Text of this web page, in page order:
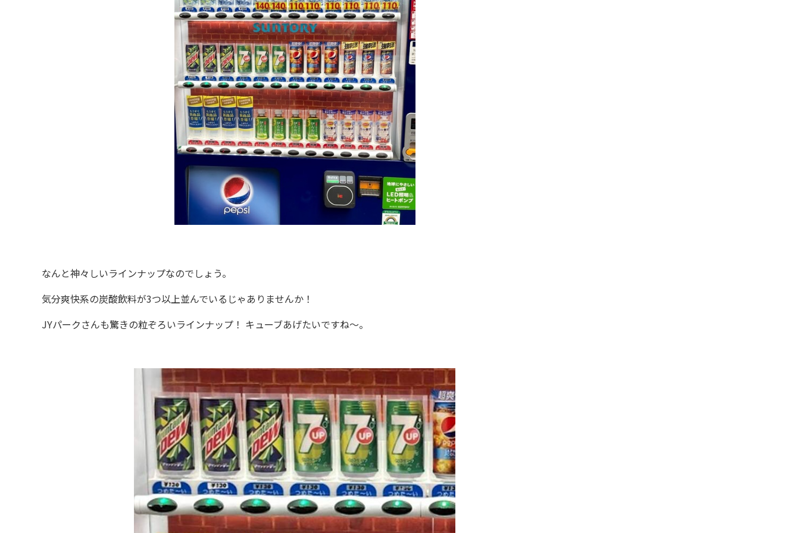
なんと神々しいラインナップなのでしょう。
気分爽快系の炭酸飲料が3つ以上並んでいるじゃありませんか！
JYパークさんも驚きの粒ぞろいラインナップ！ キューブあげたいですね～。